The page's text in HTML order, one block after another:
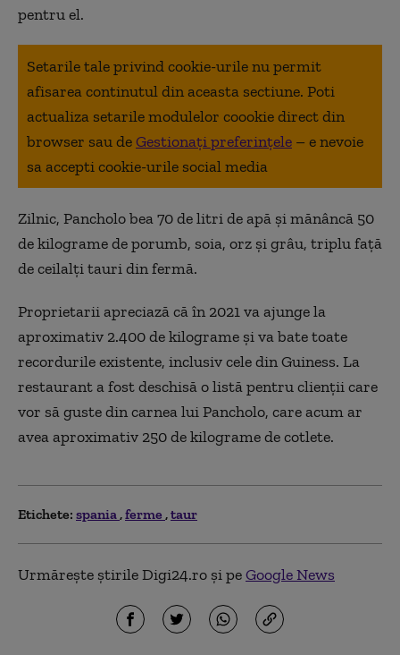
pentru el.
Setarile tale privind cookie-urile nu permit
afisarea continutul din aceasta sectiune. Poti
actualiza setarile modulelor coookie direct din
browser sau deGestionați preferințele – e nevoie
sa accepti cookie-urile social media
Zilnic, Pancholo bea 70 de litri de apă și mănâncă 50
de kilograme de porumb, soia, orz și grâu, triplu față
de ceilalți tauri din fermă.
Proprietarii apreciază că în 2021 va ajunge la
aproximativ 2.400 de kilograme și va bate toate
recordurile existente, inclusiv cele din Guiness. La
restaurant a fost deschisă o listă pentru clienții care
vor să guste din carnea lui Pancholo, care acum ar
avea aproximativ 250 de kilograme de cotlete.
Etichete: spania ferme taur
Urmărește știrile Digi24.ro și peGoogle News